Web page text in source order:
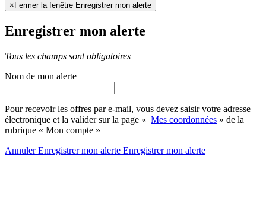
× Fermer la fenêtre Enregistrer mon alerte
Enregistrer mon alerte
Tous les champs sont obligatoires
Nom de mon alerte
Pour recevoir les offres par e-mail, vous devez saisir votre adresse
électronique et la valider sur la page « Mes coordonnées » de la
rubrique « Mon compte »
AnnulerEnregistrer mon alerte Enregistrermon alerte